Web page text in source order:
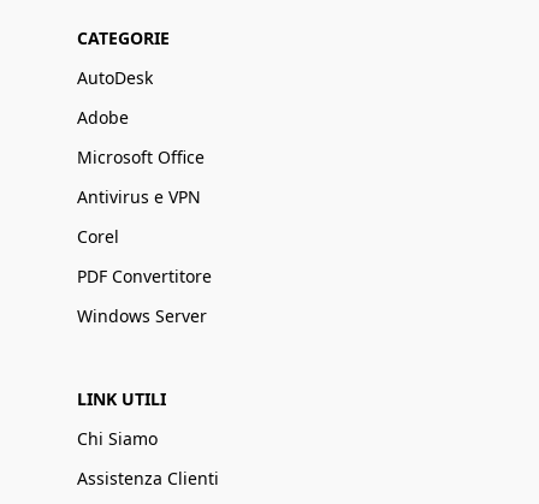
CATEGORIE
AutoDesk
Adobe
Microsoft Office
Antivirus e VPN
Corel
PDF Convertitore
Windows Server
LINK UTILI
Chi Siamo
Assistenza Clienti